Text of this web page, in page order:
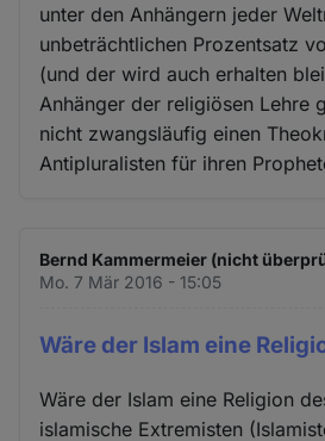
unter den Anhängern jeder
unbeträchtlichen Prozentsatz
(und der wird auch erhalten
Anhänger der religiösen Lehre
nicht zwangsläufig einen
Antipluralisten für ihren
Bernd Kammermeier (nicht
Mo. 7 Mär 2016 - 15:05
Wäre der Islam eine
Wäre der Islam eine Religion
islamische Extremisten